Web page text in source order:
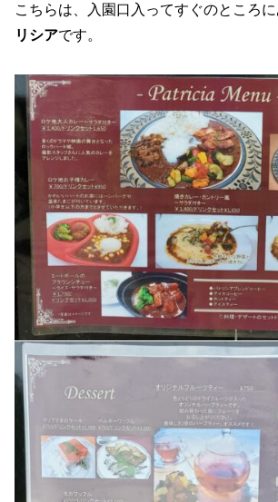
こちらは、入園口入ってすぐのところに
リシアです。